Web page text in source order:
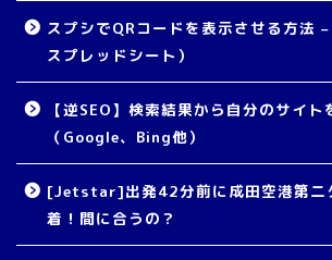
スプシでQRコードを表示させる方法
スプレッドシート）
【逆SEO】検索結果から自分のサイト
（Google、Bing他）
[Jetstar]出発42分前に成田空港第二
着！間に合うの？